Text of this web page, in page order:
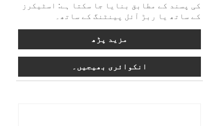
کی پسند کے مطابق بنایا جا سکتا ہے: اسٹیکرز
کے ساتھ یا ربڑ آئل پینٹنگ کے ساتھ۔
مزید پڑھ
انکوائری بھیجیں۔